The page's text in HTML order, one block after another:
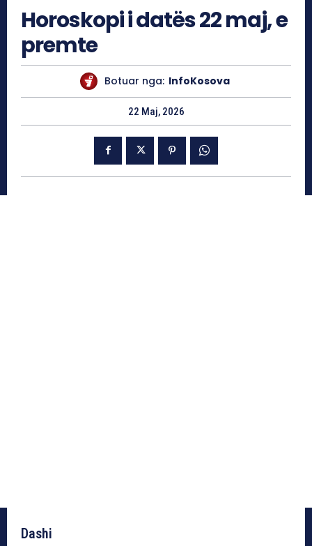
Horoskopi i datës 22 maj, e
premte
Botuar nga: InfoKosova
22 Maj, 2026
Dashi